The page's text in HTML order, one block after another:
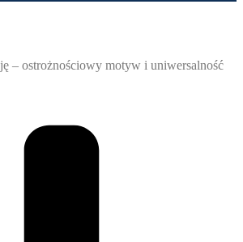
– ostrożnościowy motyw i uniwersalność